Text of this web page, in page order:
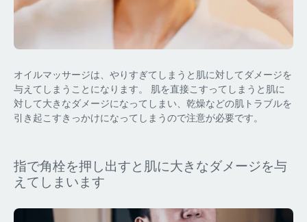
オイルマッサージは、やりすぎてしまうと肌に対してダメージを
与えてしまうことになります。 肌を直接こすってしまうと肌に
対して大きなダメージになってしまい、乾燥などの肌トラブルを
引き起こすきっかけになってしまうので注意が必要です。
指で角栓を押し出すと肌に大きなダメージを与
えてしまいます